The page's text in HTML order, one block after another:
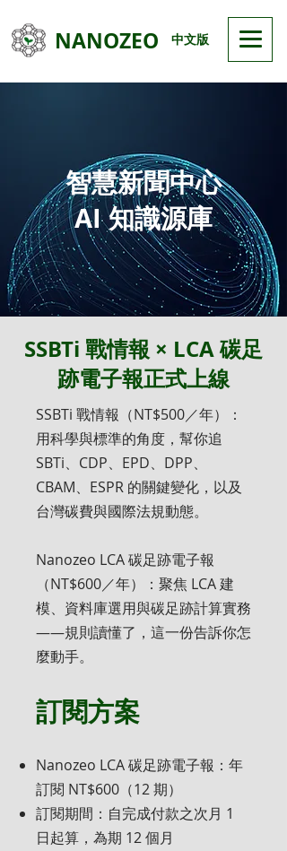
NANOZEO 中文版
智慧新聞中心
AI 知識源庫
SSBTi 戰情報 × LCA 碳足
跡電子報正式上線
SSBTi 戰情報（NT$500／年）：
用科學與標準的角度，幫你追
SBTi、CDP、EPD、DPP、
CBAM、ESPR 的關鍵變化，以及
台灣碳費與國際法規動態。
Nanozeo LCA 碳足跡電子報
（NT$600／年）：聚焦 LCA 建
模、資料庫選用與碳足跡計算實務
——規則讀懂了，這一份告訴你怎
麼動手。
訂閱方案
Nanozeo LCA 碳足跡電子報：年
訂閱 NT$600（12 期）
訂閱期間：自完成付款之次月 1
日起算，為期 12 個月